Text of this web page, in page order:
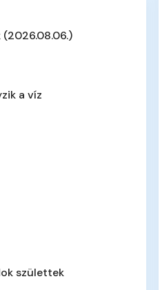
a víz
születtek